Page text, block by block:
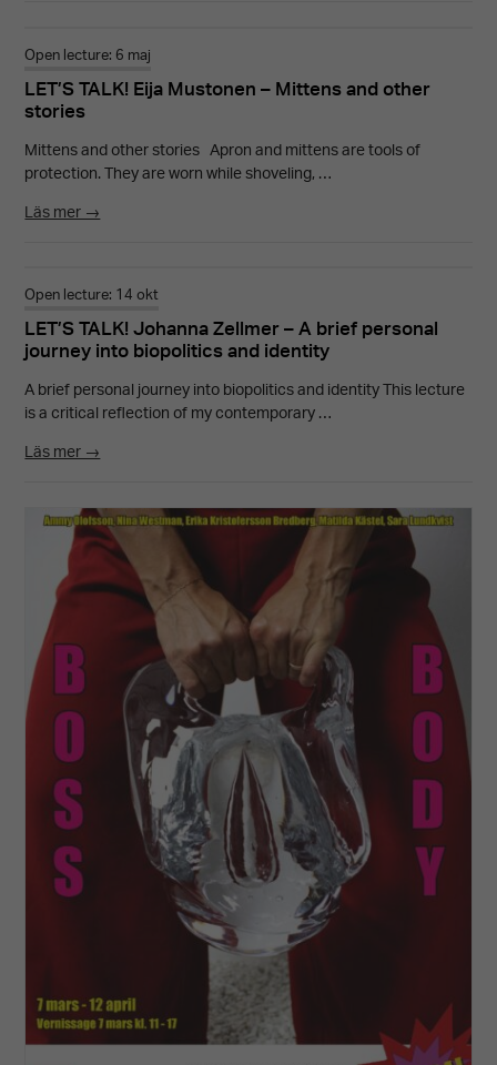
Open lecture: 6 maj
LET’S TALK! Eija Mustonen – Mittens and other
stories
Mittens and other stories Apron and mittens are tools of
protection. They are worn while shoveling, …
Läs mer →
Open lecture: 14 okt
LET’S TALK! Johanna Zellmer – A brief personal
journey into biopolitics and identity
A brief personal journey into biopolitics and identity This lecture
is a critical reflection of my contemporary …
Läs mer →